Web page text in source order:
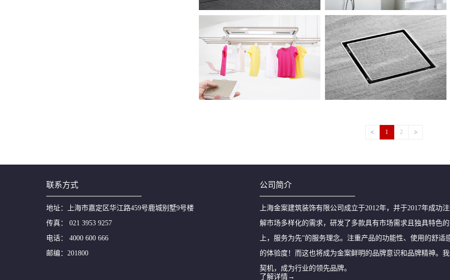
1 2
联系方式
地址：上海市嘉定区华江路459号鹿城别墅9号楼
传真： 021 3953 9257
电话： 4000 600 666
邮编：201800
公司简介
上海金案建筑装饰有限公司成立于2012年，并于2017年成
解市场多样化的需求，研发了多款具有市场需求且独具特色
上，服务为先”的服务理念。注重产品的功能性、使用的舒
的体验度！而这也将成为金案鲜明的品牌意识和品牌精神。
契机，成为行业的领先品牌。
了解详情→